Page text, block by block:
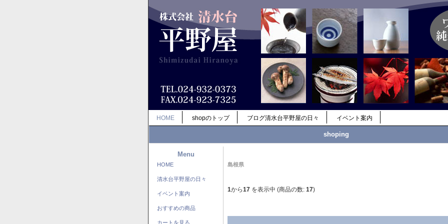
HOME shopのトップ ブログ清水台平野屋の日々 イベント案内
shoping
Menu
HOME
清水台平野屋の日々
イベント案内
おすすめの商品
カートを見る
島根県
1から17 を表示中 (商品の数: 17)